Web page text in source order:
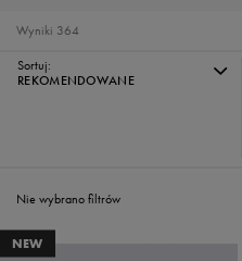
364
Wyniki
Sortuj:
REKOMENDOWANE
Nie wybrano filtrów
NEW